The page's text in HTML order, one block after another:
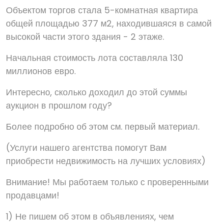
Объектом торгов стала 5-комнатная квартира
общей площадью 377 м2, находившаяся в самой
высокой части этого здания - 2 этаже.
Начальная стоимость лота составляла 130
миллионов евро.
Интересно, сколько доходил до этой суммы
аукцион в прошлом году?
Более подробно об этом см. первый материал.
(Услуги нашего агентства помогут Вам
приобрести недвижимость на лучших условиях)
Внимание! Мы работаем только с проверенными
продавцами!
1) Не пишем об этом в объявлениях, чем